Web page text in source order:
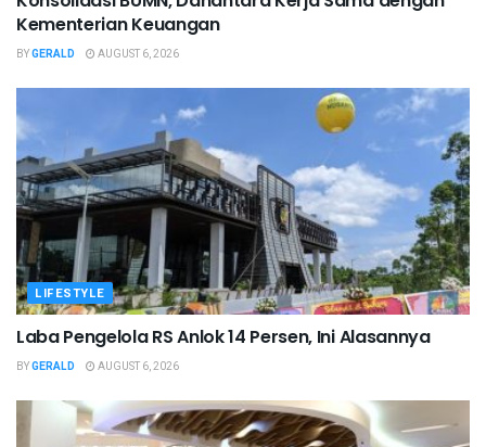
Kementerian Keuangan
BYGERALD AUGUST 6, 2026
LIFESTYLE
Laba Pengelola RS Anlok 14 Persen, Ini Alasannya
BYGERALD AUGUST 6, 2026